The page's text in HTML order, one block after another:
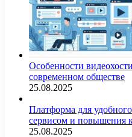
Особенности
современном обществе
25.08.2025
Платформа для
сервисом и повышения
25.08.2025